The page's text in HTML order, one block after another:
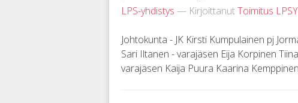
LPS-yhdistys — KirjoittanutToimitus LPSY
Johtokunta - JK Kirsti Kumpulainen pj
Sari Iltanen - varajäsen Eija Korpinen
varajäsen Kaija Puura Kaarina